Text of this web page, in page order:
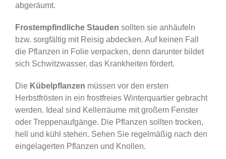
abgeräumt.
Frostempfindliche Stauden sollten sie anhäufeln
bzw. sorgfältig mit Reisig abdecken. Auf keinen Fall
die Pflanzen in Folie verpacken, denn darunter bildet
sich Schwitzwasser, das Krankheiten fördert.
Die Kübelpflanzen müssen vor den ersten
Herbstfrösten in ein frostfreies Winterquartier gebracht
werden. Ideal sind Kellerräume mit großem Fenster
oder Treppenaufgänge. Die Pflanzen sollten trocken,
hell und kühl stehen. Sehen Sie regelmäßig nach den
eingelagerten Pflanzen und Knollen.